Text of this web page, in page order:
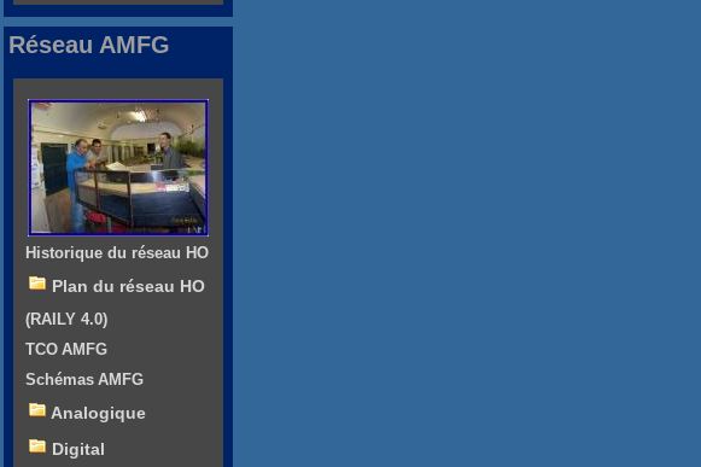
Réseau AMFG
Historique du réseau HO
Plan du réseau HO
(RAILY 4.0)
TCO AMFG
Schémas AMFG
Analogique
Digital